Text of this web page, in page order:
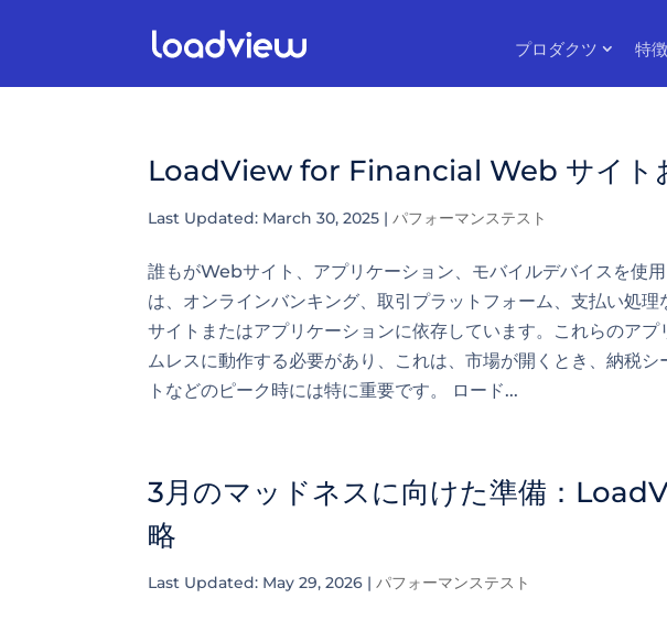
プロダクツ 特徴
LoadView for Financial Web サイト
Last Updated: March 30, 2025 |パフォーマンステスト
誰もがWebサイト、アプリケーション、モバイルデバイスを使
は、オンラインバンキング、取引プラットフォーム、支払い処
サイトまたはアプリケーションに依存しています。これらのア
ムレスに動作する必要があり、これは、市場が開くとき、納税
トなどのピーク時には特に重要です。 ロード...
3月のマッドネスに向けた準備：
略
Last Updated: May 29, 2026 |パフォーマンステスト